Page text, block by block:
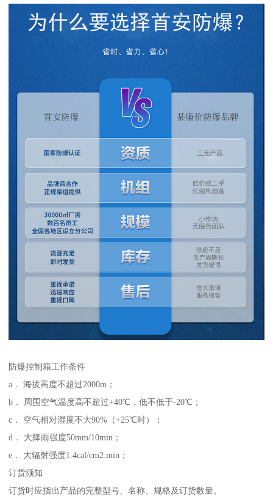
防爆控制箱工作条件
a． 海拔高度不超过2000m；
b． 周围空气温度高不超过+40℃，低不低于-20℃；
c． 空气相对湿度不大90%（+25℃时）；
d． 大降雨强度50mm/10min；
e． 大辐射强度1.4cal/cm2.min；
订货须知
订货时应指出产品的完整型号、名称、规格及订货数量。